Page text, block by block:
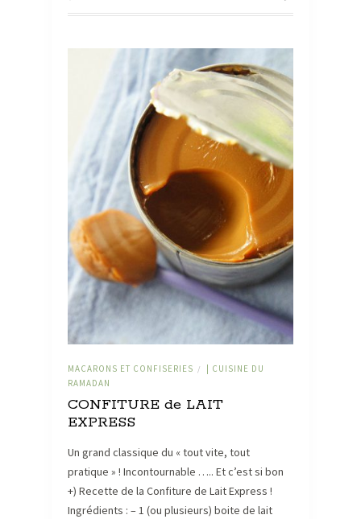
MACARONS ET CONFISERIES /
| CUISINE DU
RAMADAN
CONFITURE de LAIT
EXPRESS
Un grand classique du « tout vite, tout
pratique » ! Incontournable ….. Et c’est si bon
+) Recette de la Confiture de Lait Express !
Ingrédients : – 1 (ou plusieurs) boite de lait